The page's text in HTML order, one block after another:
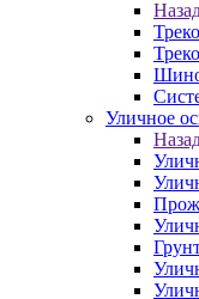
Уличное